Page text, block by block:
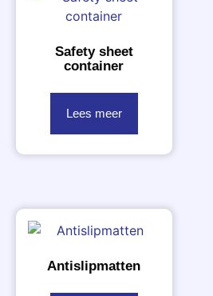
Safety sheet
container
Lees meer
Antislipmatten